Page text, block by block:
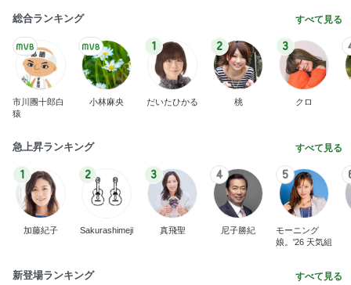
総合ランキング すべて見る
市川團十郎白
猿
小林麻央
1
だいたひかる
2
桃
3
クロ
急上昇ランキング すべて見る
1
加藤紀子
2
Sakurashimeji
3
真飛聖
4
尼子勝紀
5
モーニング
娘。'26 天気組
新登場ランキング すべて見る